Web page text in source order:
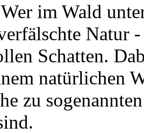
im Wald
Natur
Schatten.
natürlichen
zu